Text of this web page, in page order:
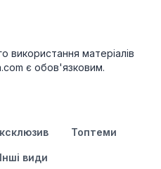
використання матеріалів
є обов'язковим.
Топтеми
Інші види